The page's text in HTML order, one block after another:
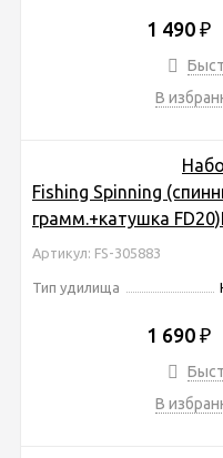
1 490 ₽
В
Fishing Spinning
грамм.+катушка
Артикул: FS-305883
Тип удилища
1 690 ₽
В